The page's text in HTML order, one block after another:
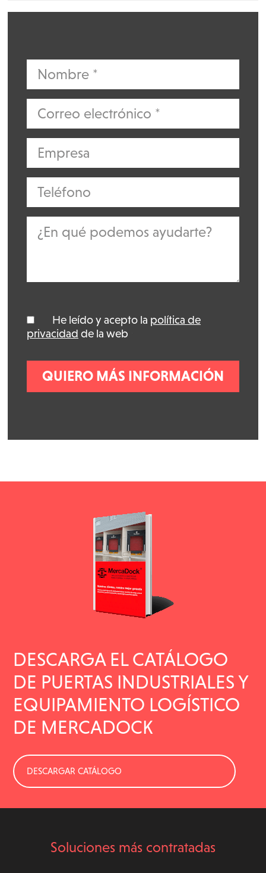
* He leído y acepto la política de
privacidad de la web
DESCARGA EL CATÁLOGO
DE PUERTAS INDUSTRIALES Y
EQUIPAMIENTO LOGÍSTICO
DE MERCADOCK
DESCARGAR CATÁLOGO
Soluciones más contratadas